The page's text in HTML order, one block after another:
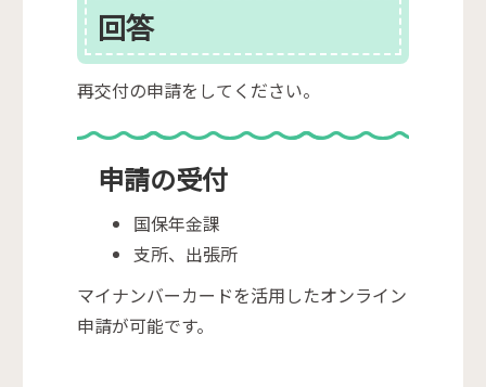
回答
再交付の申請をしてください。
申請の受付
国保年金課
支所、出張所
マイナンバーカードを活用したオンライン
申請が可能です。